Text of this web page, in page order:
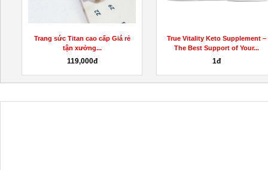
Trang sức Titan cao cấp Giá rẻ
tận xưởng...
119,000đ
True Vitality Keto Supplement –
The Best Support of Your...
1đ